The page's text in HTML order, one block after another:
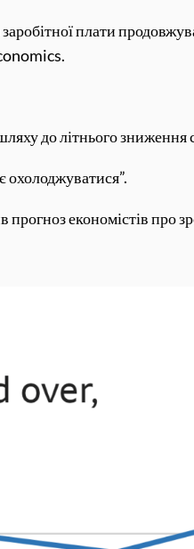
заробітної плати
до літнього зниження
охолоджуватися”.
прогноз економістів про